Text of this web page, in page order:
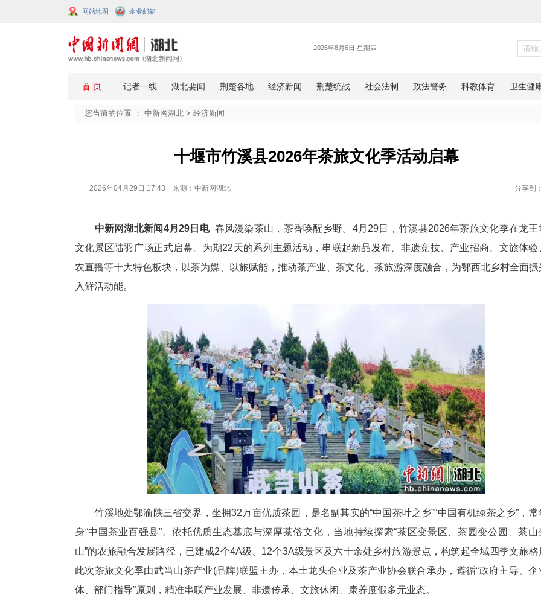
网站地图
十堰市竹溪县2026年茶旅文化季活动
2026年04月29日 17:43 来源：中新网湖北
中新网湖北新闻4月29日电
春风漫染茶山，茶香唤醒乡野。4月29日，竹溪县
文化景区陆羽广场正式启幕。为期22天的系列主题活动，串联起新品发布、非遗竞
农直播等十大特色板块，以茶为媒、以旅赋能，推动茶产业、茶文化、茶旅游深度
入鲜活动能。